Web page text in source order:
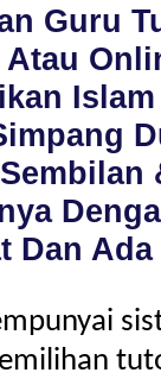
Guru
Atau
Dan